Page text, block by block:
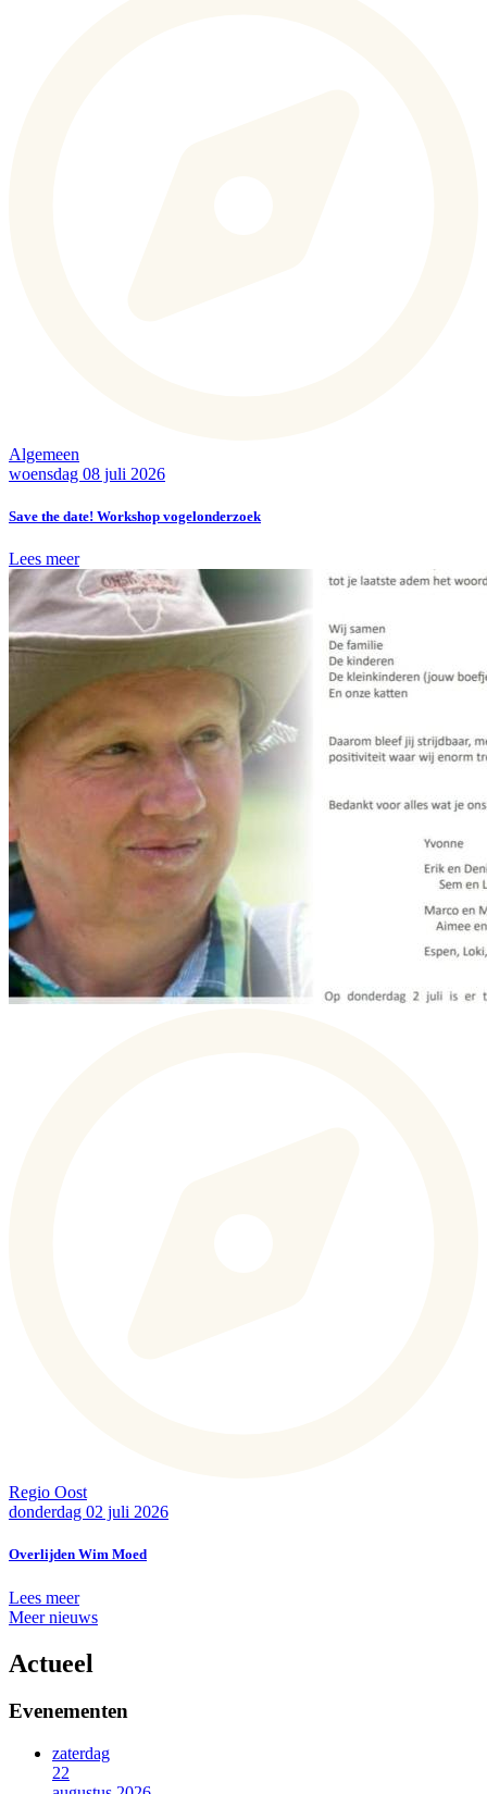
Algemeen
woensdag 08 juli 2026
Save the date! Workshop vogelonderzoek
Lees meer
Regio Oost
donderdag 02 juli 2026
Overlijden Wim Moed
Lees meer
Meer nieuws
Actueel
Evenementen
zaterdag
22